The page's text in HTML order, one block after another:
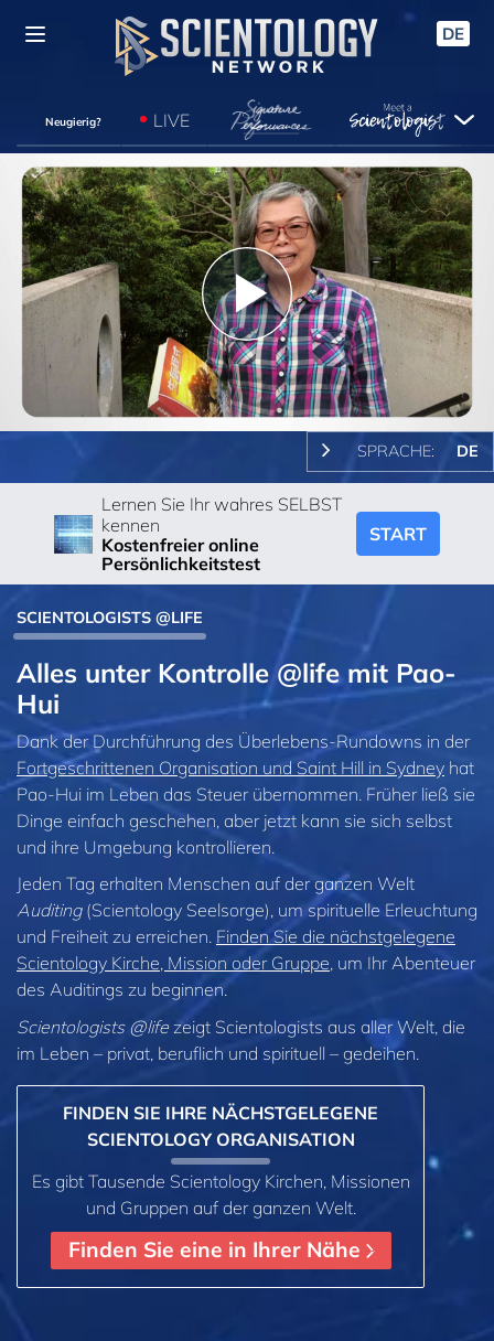
DE
Neugierig? LIVE
Play
Video
SPRACHE: DE
Lernen Sie Ihr wahres SELBST
kennen
Kostenfreier online
Persönlichkeitstest
START
SCIENTOLOGISTS @LIFE
Alles unter Kontrolle @life mit Pao-
Hui
Dank der Durchführung des Überlebens-Rundowns in der
Fortgeschrittenen Organisation und Saint Hill in Sydney hat
Pao-Hui im Leben das Steuer übernommen. Früher ließ sie
Dinge einfach geschehen, aber jetzt kann sie sich selbst
und ihre Umgebung kontrollieren.
Jeden Tag erhalten Menschen auf der ganzen Welt
Auditing(Scientology Seelsorge), um spirituelle Erleuchtung
und Freiheit zu erreichen. Finden Sie die nächstgelegene
Scientology Kirche, Mission oder Gruppe, um Ihr Abenteuer
des Auditings zu beginnen.
Scientologists @lifezeigt Scientologists aus aller Welt, die
im Leben – privat, beruflich und spirituell – gedeihen.
FINDEN SIE IHRE NÄCHSTGELEGENE
SCIENTOLOGY ORGANISATION
Es gibt Tausende Scientology Kirchen, Missionen
und Gruppen auf der ganzen Welt.
Finden Sie eine in Ihrer Nähe